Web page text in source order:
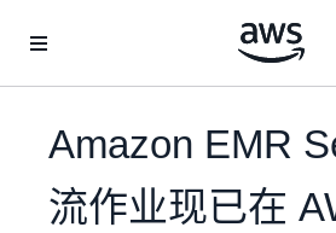
Amazon EMR
流作业现已在